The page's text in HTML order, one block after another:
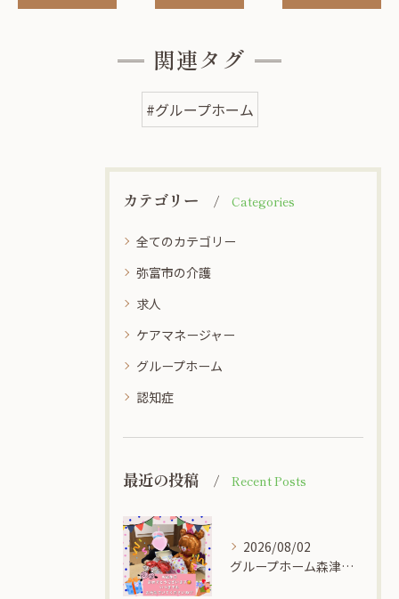
関連タグ
#グループホーム
カテゴリー Categories
全てのカテゴリー
弥富市の介護
求人
ケアマネージャー
グループホーム
認知症
最近の投稿 Recent Posts
2026/08/02
グループホーム森津の里